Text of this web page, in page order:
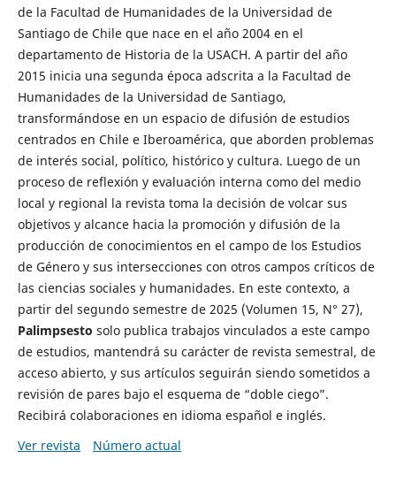
de la Facultad de Humanidades de la Universidad de
Santiago de Chile que nace en el año 2004 en el
departamento de Historia de la USACH. A partir del año
2015 inicia una segunda época adscrita a la Facultad de
Humanidades de la Universidad de Santiago,
transformándose en un espacio de difusión de estudios
centrados en Chile e Iberoamérica, que aborden problemas
de interés social, político, histórico y cultura. Luego de un
proceso de reflexión y evaluación interna como del medio
local y regional la revista toma la decisión de volcar sus
objetivos y alcance hacia la promoción y difusión de la
producción de conocimientos en el campo de los Estudios
de Género y sus intersecciones con otros campos críticos de
las ciencias sociales y humanidades. En este contexto, a
partir del segundo semestre de 2025 (Volumen 15, N° 27),
Palimpsesto solo publica trabajos vinculados a este campo
de estudios, mantendrá su carácter de revista semestral, de
acceso abierto, y sus artículos seguirán siendo sometidos a
revisión de pares bajo el esquema de “doble ciego”.
Recibirá colaboraciones en idioma español e inglés.
Ver revista
Número actual